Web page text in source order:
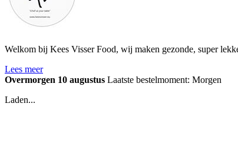
Welkom bij Kees Visser Food, wij maken gezonde, super
Lees meer
Overmorgen 10 augustus Laatste bestelmoment: Morgen
Laden...